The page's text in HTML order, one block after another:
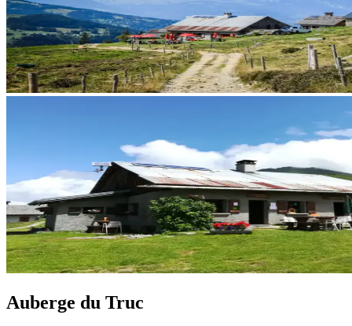
Auberge du Truc